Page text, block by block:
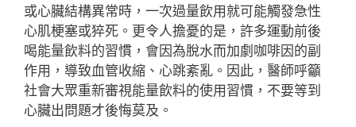
或心臟結構異常時，一次過量飲用就可能觸發急性
心肌梗塞或猝死。更令人擔憂的是，許多運動前後
喝能量飲料的習慣，會因為脫水而加劇咖啡因的副
作用，導致血管收縮、心跳紊亂。因此，醫師呼籲
社會大眾重新審視能量飲料的使用習慣，不要等到
心臟出問題才後悔莫及。